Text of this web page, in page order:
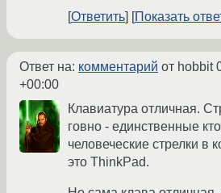
Ответить Показать
Ответ на: комментарий от hobbit
+00:00
Клавиатура отличная.
говно - единственные
человеческие стрелки в
это ThinkPad.